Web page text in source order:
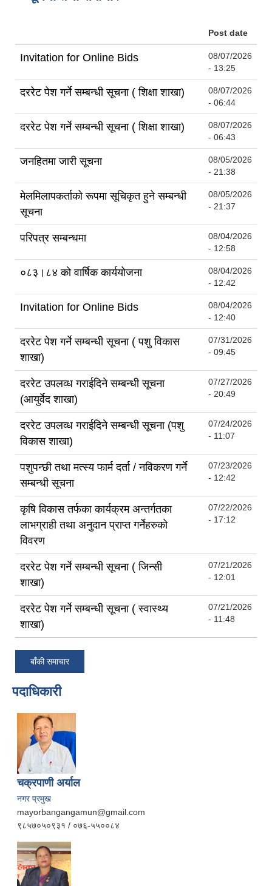
Post date
Invitation for Online Bids
08/07/2026
- 13:25
दररेट पेश गर्ने सम्बन्धी सूचना ( शिक्षा शाखा)
08/07/2026
- 06:44
दररेट पेश गर्ने सम्बन्धी सूचना ( शिक्षा शाखा)
08/07/2026
- 06:43
जनहितमा जारी सूचना
08/05/2026
- 21:38
मेलमिलापकर्ताको रूपमा सूचिकृत हुने सम्बन्धी
सूचना
08/05/2026
- 21:37
परिपत्र सम्बन्धमा
08/04/2026
- 12:58
०८३।८४ को वार्षिक कार्ययोजना
08/04/2026
- 12:42
Invitation for Online Bids
08/04/2026
- 12:40
दररेट पेश गर्ने सम्बन्धी सूचना ( पशु विकास
शाखा)
07/31/2026
- 09:45
दररेट उपलव्ध गराईदिने सम्बन्धी सूचना
(आयुर्वेद शाखा)
07/27/2026
- 20:49
दररेट उपलव्ध गराईदिने सम्बन्धी सूचना (पशु
विकास शाखा)
07/24/2026
- 11:07
पशुपन्छी तथा मत्स्य फार्म दर्ता / नविकरण गर्ने
सम्बन्धी सूचना
07/23/2026
- 12:42
कृषि विकास तर्फका कार्यक्रम अन्तर्गतका
लाभग्राही तथा अनुदान प्राप्त गर्नेहरुको
विवरण
07/22/2026
- 17:12
दररेट पेश गर्ने सम्बन्धी सूचना ( जिन्सी
शाखा)
07/21/2026
- 12:01
दररेट पेश गर्ने सम्बन्धी सूचना ( स्वास्थ्य
शाखा)
07/21/2026
- 11:48
बाँकी समाचार
पदाधिकारी
चक्रपाणी अर्याल
नगर प्रमुख
mayorbangangamun@gmail.com
९८५७०५०९३१ / ०७६-५५००८४